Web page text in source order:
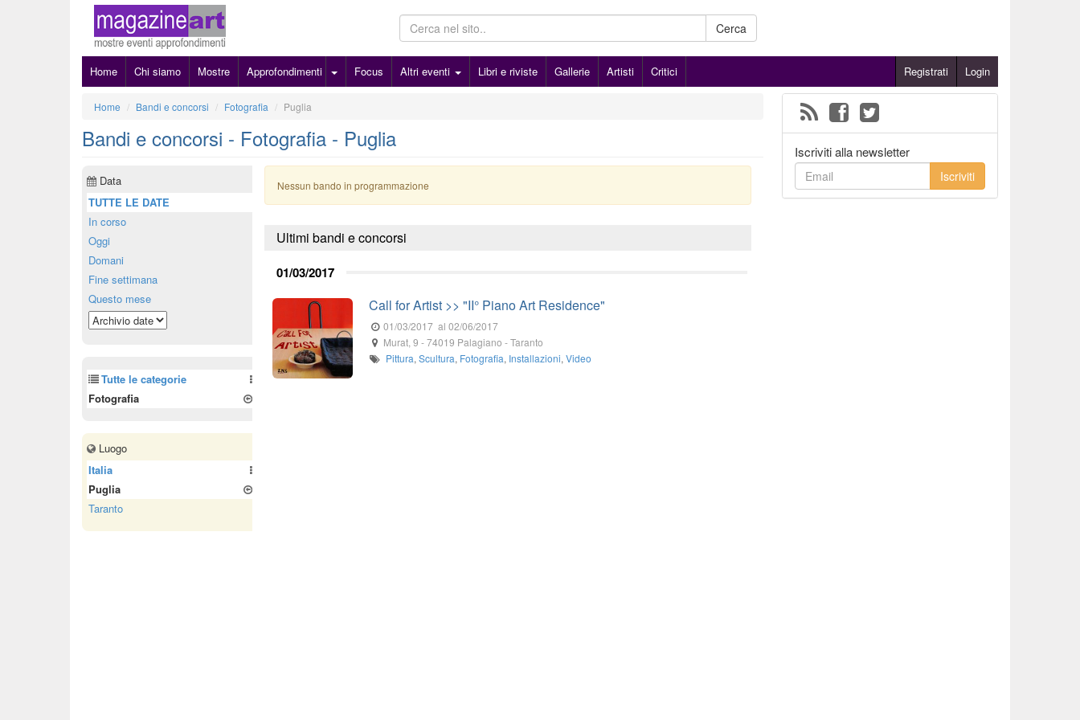
Cerca
Home Chi siamo Mostre Approfondimenti Focus Altri eventi Libri e riviste Gallerie Artisti Critici Registrati Login
Home Bandi e concorsi Fotografia Puglia
Bandi e concorsi - Fotografia - Puglia
Nessun bando in programmazione
Ultimi bandi e concorsi
01/03/2017
Call for Artist >> "II° Piano Art Residence"
01/03/2017 al 02/06/2017
Murat, 9 -74019 Palagiano - Taranto
Pittura,Scultura, Fotografia, Installazioni,Video
Data
TUTTE LE DATE
In corso
Oggi
Domani
Fine settimana
Questo mese
Tutte le categorie
Fotografia
Luogo
Italia
Puglia
Taranto
Iscriviti alla newsletter
Iscriviti